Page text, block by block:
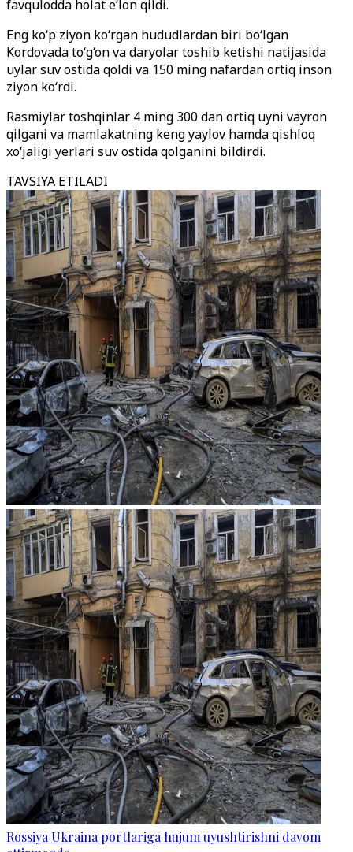
favqulodda holat e’lon qildi.
Eng ko‘p ziyon ko‘rgan hududlardan biri bo‘lgan
Kordovada to‘g‘on va daryolar toshib ketishi natijasida
uylar suv ostida qoldi va 150 ming nafardan ortiq inson
ziyon ko‘rdi.
Rasmiylar toshqinlar 4 ming 300 dan ortiq uyni vayron
qilgani va mamlakatning keng yaylov hamda qishloq
xo‘jaligi yerlari suv ostida qolganini bildirdi.
TAVSIYA ETILADI
Rossiya Ukraina portlariga hujum uyushtirishni davom